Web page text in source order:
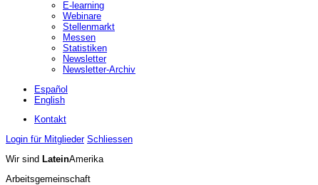
E-learning
Webinare
Stellenmarkt
Messen
Statistiken
Newsletter
Newsletter-Archiv
Español
English
Kontakt
Login für Mitglieder Schliessen
Wir sind LateinAmerika
Arbeitsgemeinschaft